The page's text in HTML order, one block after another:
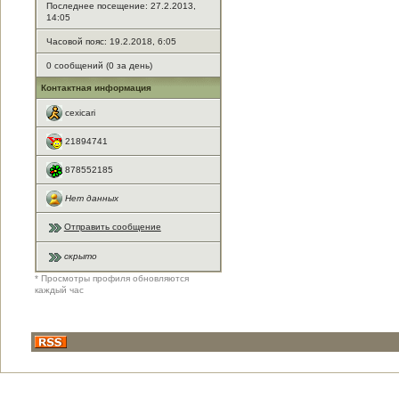
Последнее посещение: 27.2.2013,
14:05
Часовой пояс: 19.2.2018, 6:05
0 сообщений (0 за день)
Контактная информация
cexicari
21894741
878552185
Нет данных
Отправить сообщение
скрыто
* Просмотры профиля обновляются
каждый час